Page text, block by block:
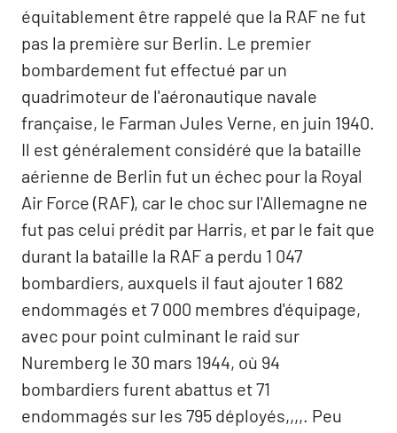
équitablement être rappelé que la RAF ne fut
pas la première sur Berlin. Le premier
bombardement fut effectué par un
quadrimoteur de l'aéronautique navale
française, le Farman Jules Verne, en juin 1940.
Il est généralement considéré que la bataille
aérienne de Berlin fut un échec pour la Royal
Air Force (RAF), car le choc sur l'Allemagne ne
fut pas celui prédit par Harris, et par le fait que
durant la bataille la RAF a perdu 1 047
bombardiers, auxquels il faut ajouter 1 682
endommagés et 7 000 membres d'équipage,
avec pour point culminant le raid sur
Nuremberg le 30 mars 1944, où 94
bombardiers furent abattus et 71
endommagés sur les 795 déployés,,,,. Peu